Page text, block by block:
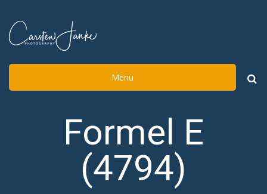
Menü
Suche
Formel E
(4794)